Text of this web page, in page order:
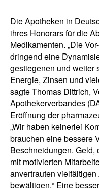
Die Apotheken in
ihres Honorars für die
Medikamenten. „Die
dringend eine
gestiegenen und weiter
Energie, Zinsen und
sagte Thomas Dittrich,
Apothekerverbandes
Eröffnung der
„Wir haben keinerlei
brauchen eine bessere
Beschneidungen. Geld,
mit motivierten
anvertrauten
bewältigen.“ Eine